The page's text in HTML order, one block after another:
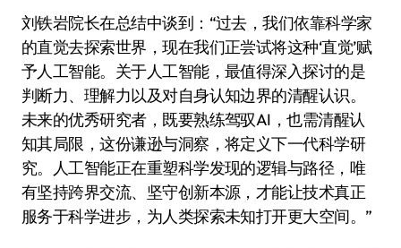
刘铁岩院长在总结中谈到：“过去，我们依靠科学家
的直觉去探索世界，现在我们正尝试将这种‘直觉’赋
予人工智能。关于人工智能，最值得深入探讨的是
判断力、理解力以及对自身认知边界的清醒认识。
未来的优秀研究者，既要熟练驾驭AI，也需清醒认
知其局限，这份谦逊与洞察，将定义下一代科学研
究。人工智能正在重塑科学发现的逻辑与路径，唯
有坚持跨界交流、坚守创新本源，才能让技术真正
服务于科学进步，为人类探索未知打开更大空间。”